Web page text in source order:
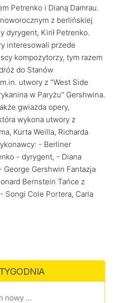
Petrenko i Dianą Damrau.
z berlińskiej
dyrygent, Kirił Petrenko.
interesowali przede
kompozytorzy, tym razem
do Stanów
utwory z "West Side
w Paryżu" Gershwina.
gwiazda opery,
wykona utwory z
Kurta Weilla, Richarda
- Berliner
- dyrygent, - Diana
George Gershwin Fantazja
Bernstein Tańce z
Songi Cole Portera, Carla
Spider-Man. Całkiem nowy dzień